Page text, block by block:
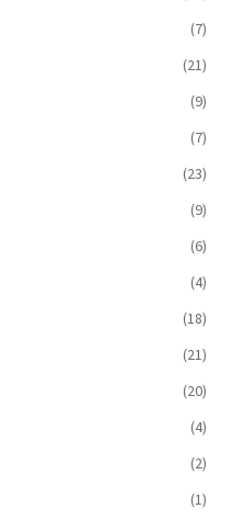
(7)
(21)
(9)
(7)
(23)
(9)
(6)
(4)
(18)
(21)
(20)
(4)
(2)
(1)